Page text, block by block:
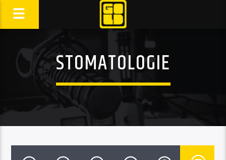
STOMATOLOGIE